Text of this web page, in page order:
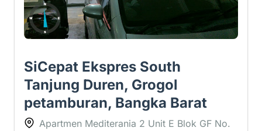
SiCepat Ekspres South
Tanjung Duren, Grogol
petamburan, Bangka Barat
Apartmen Mediterania 2 Unit E Blok GF No.